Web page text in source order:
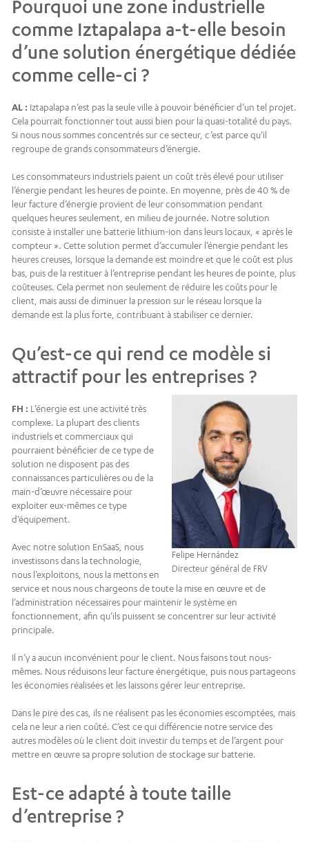
Pourquoi une zone industrielle
comme Iztapalapa a-t-elle besoin
d’une solution énergétique dédiée
comme celle-ci ?
AL : Iztapalapa n’est pas la seule ville à pouvoir bénéficier d’un tel projet.
Cela pourrait fonctionner tout aussi bien pour la quasi-totalité du pays.
Si nous nous sommes concentrés sur ce secteur, c’est parce qu’il
regroupe de grands consommateurs d’énergie.
Les consommateurs industriels paient un coût très élevé pour utiliser
l’énergie pendant les heures de pointe. En moyenne, près de 40 % de
leur facture d’énergie provient de leur consommation pendant
quelques heures seulement, en milieu de journée. Notre solution
consiste à installer une batterie lithium-ion dans leurs locaux, « après le
compteur ». Cette solution permet d’accumuler l’énergie pendant les
heures creuses, lorsque la demande est moindre et que le coût est plus
bas, puis de la restituer à l’entreprise pendant les heures de pointe, plus
coûteuses. Cela permet non seulement de réduire les coûts pour le
client, mais aussi de diminuer la pression sur le réseau lorsque la
demande est la plus forte, contribuant à stabiliser ce dernier.
Qu’est-ce qui rend ce modèle si
attractif pour les entreprises ?
Felipe Hernández
Directeur général de FRV
FH : L’énergie est une activité très
complexe. La plupart des clients
industriels et commerciaux qui
pourraient bénéficier de ce type de
solution ne disposent pas des
connaissances particulières ou de la
main-d’œuvre nécessaire pour
exploiter eux-mêmes ce type
d’équipement.
Avec notre solution EnSaaS, nous
investissons dans la technologie,
nous l’exploitons, nous la mettons en
service et nous nous chargeons de toute la mise en œuvre et de
l’administration nécessaires pour maintenir le système en
fonctionnement, afin qu’ils puissent se concentrer sur leur activité
principale.
Il n’y a aucun inconvénient pour le client. Nous faisons tout nous-
mêmes. Nous réduisons leur facture énergétique, puis nous partageons
les économies réalisées et les laissons gérer leur entreprise.
Dans le pire des cas, ils ne réalisent pas les économies escomptées, mais
cela ne leur a rien coûté. C’est ce qui différencie notre service des
autres modèles où le client doit investir du temps et de l’argent pour
mettre en œuvre sa propre solution de stockage sur batterie.
Est-ce adapté à toute taille
d’entreprise ?